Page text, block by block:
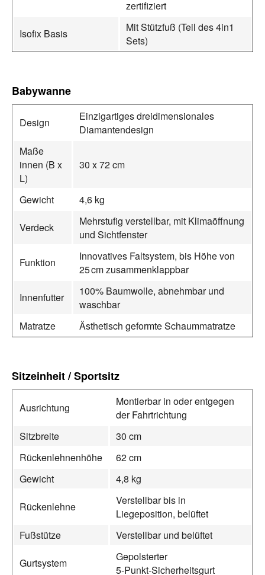
zertifiziert
Isofix Basis
Mit Stützfuß (Teil des 4in1
Sets)
Babywanne
Design
Einzigartiges dreidimensionales
Diamantendesign
Maße
innen (B x
L)
30 x 72 cm
Gewicht 4,6 kg
Verdeck
Mehrstufig verstellbar, mit Klimaöffnung
und Sichtfenster
Funktion
Innovatives Faltsystem, bis Höhe von
25 cm zusammenklappbar
Innenfutter
100% Baumwolle, abnehmbar und
waschbar
Matratze
Ästhetisch geformte Schaummatratze
Sitzeinheit / Sportsitz
Ausrichtung
Montierbar in oder entgegen
der Fahrtrichtung
Sitzbreite
30 cm
Rückenlehnenhöhe
62 cm
Gewicht
4,8 kg
Rückenlehne
Verstellbar bis in
Liegeposition, belüftet
Fußstütze
Verstellbar und belüftet
Gurtsystem
Gepolsterter
5‑Punkt‑Sicherheitsgurt